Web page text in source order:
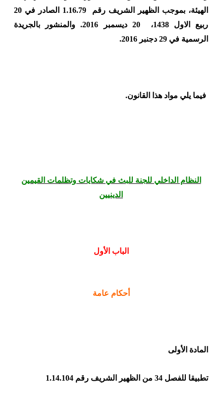
الهيئة، بموجب الظهير الشريف رقم 1.16.79 الصادر في 20
ربيع الاول 1438، 20 ديسمبر 2016. والمنشور بالجريدة
الرسمية في 29 دجنبر 2016.
فيما يلي مواد هذا القانون.
النظام الداخلي للجنة للبث في شكايات وتظلمات القيمين
الدينيين
الباب الأول
أحكام عامة
المادة الأولى
تطبيقا للفصل 34 من الظهير الشريف رقم 1.14.104